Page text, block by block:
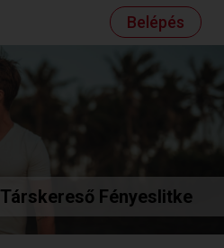
Belépés
Társkereső Fényeslitke